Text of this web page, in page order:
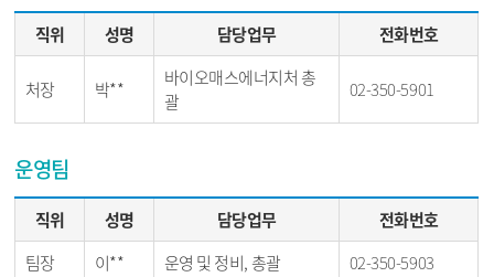
직위 성명 담당업무 전화번호
처장 박**
바이오매스에너지처 총
괄
02-350-5901
운영팀
직위 성명 담당업무
전화번호
팀장
이** 운영 및 정비, 총괄 02-350-5903